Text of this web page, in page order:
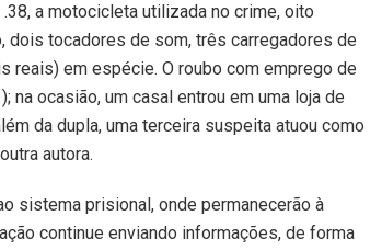
a motocicleta utilizada no crime, oito
tocadores de som, três carregadores de
reais) em espécie. O roubo com emprego de
na ocasião, um casal entrou em uma loja de
da dupla, uma terceira suspeita atuou como
autora.
sistema prisional, onde permanecerão à
continue enviando informações, de forma